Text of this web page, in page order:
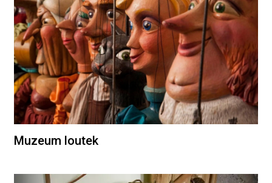
Muzeum loutek